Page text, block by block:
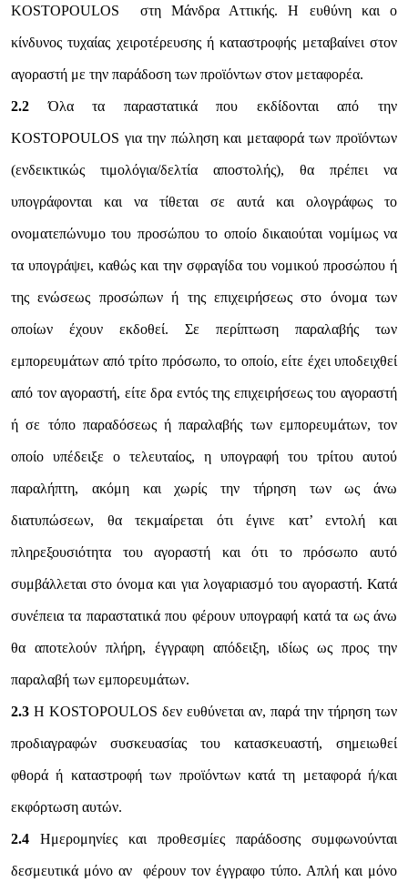
KOSTOPOULOS στη Μάνδρα Αττικής. Η ευθύνη και ο
κίνδυνος τυχαίας χειροτέρευσης ή καταστροφής μεταβαίνει στον
αγοραστή με την παράδοση των προϊόντων στον μεταφορέα.
2.2 Όλα τα παραστατικά που εκδίδονται από την
KOSTOPOULOS για την πώληση και μεταφορά των προϊόντων
(ενδεικτικώς τιμολόγια/δελτία αποστολής), θα πρέπει να
υπογράφονται και να τίθεται σε αυτά και ολογράφως το
ονοματεπώνυμο του προσώπου το οποίο δικαιούται νομίμως να
τα υπογράψει, καθώς και την σφραγίδα του νομικού προσώπου ή
της ενώσεως προσώπων ή της επιχειρήσεως στο όνομα των
οποίων έχουν εκδοθεί. Σε περίπτωση παραλαβής των
εμπορευμάτων από τρίτο πρόσωπο, το οποίο, είτε έχει υποδειχθεί
από τον αγοραστή, είτε δρα εντός της επιχειρήσεως του αγοραστή
ή σε τόπο παραδόσεως ή παραλαβής των εμπορευμάτων, τον
οποίο υπέδειξε ο τελευταίος, η υπογραφή του τρίτου αυτού
παραλήπτη, ακόμη και χωρίς την τήρηση των ως άνω
διατυπώσεων, θα τεκμαίρεται ότι έγινε κατ’ εντολή και
πληρεξουσιότητα του αγοραστή και ότι το πρόσωπο αυτό
συμβάλλεται στο όνομα και για λογαριασμό του αγοραστή. Κατά
συνέπεια τα παραστατικά που φέρουν υπογραφή κατά τα ως άνω
θα αποτελούν πλήρη, έγγραφη απόδειξη, ιδίως ως προς την
παραλαβή των εμπορευμάτων.
2.3 Η KOSTOPOULOS δεν ευθύνεται αν, παρά την τήρηση των
προδιαγραφών συσκευασίας του κατασκευαστή, σημειωθεί
φθορά ή καταστροφή των προϊόντων κατά τη μεταφορά ή/και
εκφόρτωση αυτών.
2.4 Ημερομηνίες και προθεσμίες παράδοσης συμφωνούνται
δεσμευτικά μόνο αν φέρουν τον έγγραφο τύπο. Απλή και μόνο